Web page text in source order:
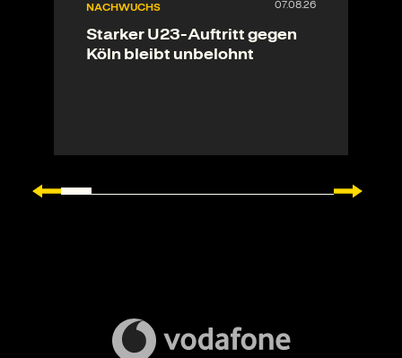
NACHWUCHS
Starker U23-Auftritt gegen
Köln bleibt unbelohnt